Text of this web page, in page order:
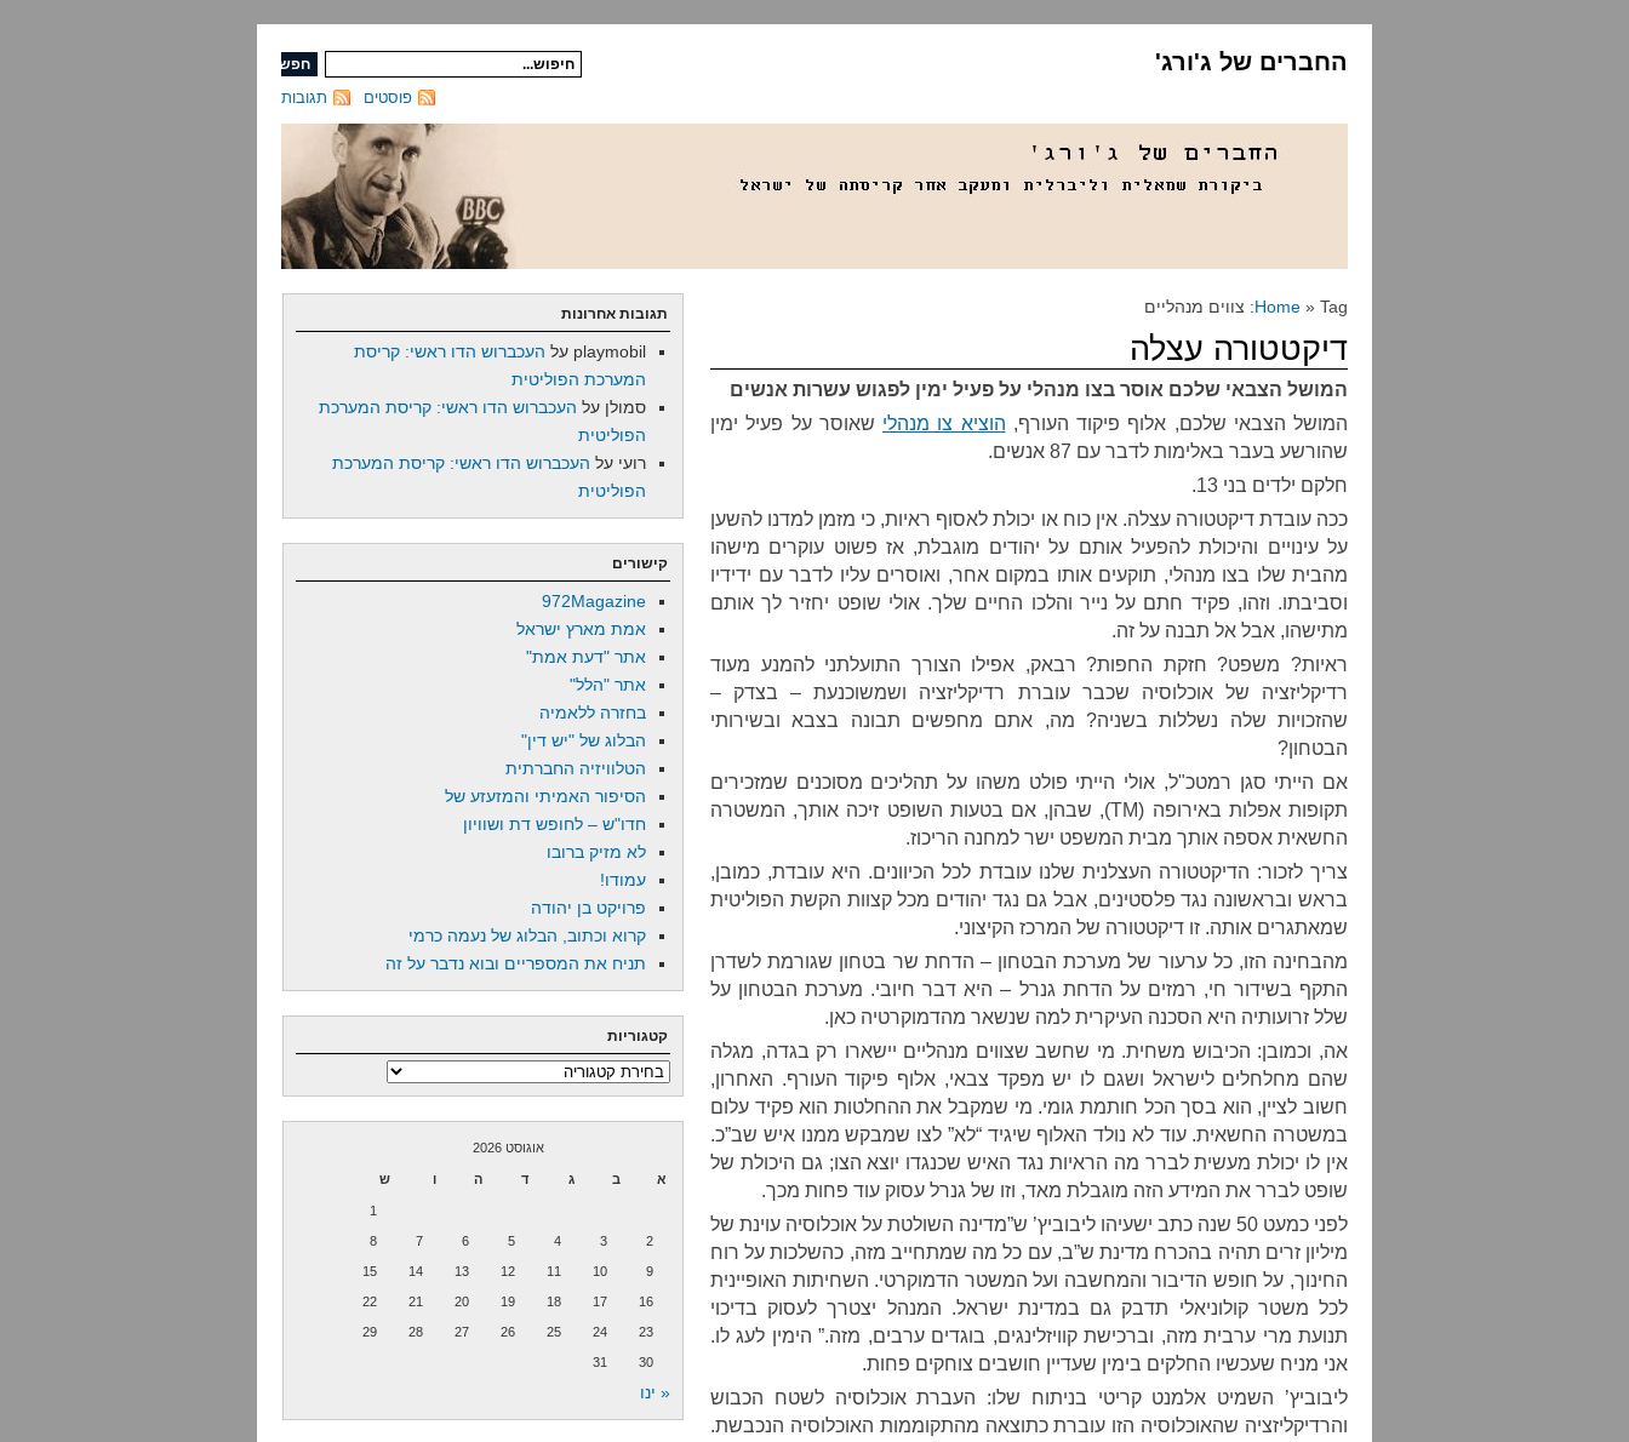
החברים של ג'ורג'
תגובות פוסטים
Home » Tag: צווים מנהליים
דיקטטורה עצלה
המושל הצבאי שלכם אוסר בצו מנהלי על פעיל ימין לפגוש עשרות אנשים
המושל הצבאי שלכם, אלוף פיקוד העורף, הוציא צו מנהלי שאוסר על פעיל ימין
שהורשע בעבר באלימות לדבר עם 87 אנשים.
חלקם ילדים בני 13.
ככה עובדת דיקטטורה עצלה. אין כוח או יכולת לאסוף ראיות, כי מזמן למדנו להשען
על עינויים והיכולת להפעיל אותם על יהודים מוגבלת, אז פשוט עוקרים מישהו
מהבית שלו בצו מנהלי, תוקעים אותו במקום אחר, ואוסרים עליו לדבר עם ידידיו
וסביבתו. וזהו, פקיד חתם על נייר והלכו החיים שלך. אולי שופט יחזיר לך אותם
מתישהו, אבל אל תבנה על זה.
ראיות? משפט? חזקת החפות? רבאק, אפילו הצורך התועלתני להמנע מעוד
רדיקליזציה של אוכלוסיה שכבר עוברת רדיקליזציה ושמשוכנעת – בצדק –
שהזכויות שלה נשללות בשניה? מה, אתם מחפשים תבונה בצבא ובשירותי
הבטחון?
אם הייתי סגן רמטכ"ל, אולי הייתי פולט משהו על תהליכים מסוכנים שמזכירים
תקופות אפלות באירופה (TM), שבהן, אם בטעות השופט זיכה אותך, המשטרה
החשאית אספה אותך מבית המשפט ישר למחנה הריכוז.
צריך לזכור: הדיקטטורה העצלנית שלנו עובדת לכל הכיוונים. היא עובדת, כמובן,
בראש ובראשונה נגד פלסטינים, אבל גם נגד יהודים מכל קצוות הקשת הפוליטית
שמאתגרים אותה. זו דיקטטורה של המרכז הקיצוני.
מהבחינה הזו, כל ערעור של מערכת הבטחון – הדחת שר בטחון שגורמת לשדרן
התקף בשידור חי, רמזים על הדחת גנרל – היא דבר חיובי. מערכת הבטחון על
שלל זרועותיה היא הסכנה העיקרית למה שנשאר מהדמוקרטיה כאן.
אה, וכמובן: הכיבוש משחית. מי שחשב שצווים מנהליים יישארו רק בגדה, מגלה
שהם מחלחלים לישראל ושגם לו יש מפקד צבאי, אלוף פיקוד העורף. האחרון,
חשוב לציין, הוא בסך הכל חותמת גומי. מי שמקבל את ההחלטות הוא פקיד עלום
במשטרה החשאית. עוד לא נולד האלוף שיגיד “לא” לצו שמבקש ממנו איש שב”כ.
אין לו יכולת מעשית לברר מה הראיות נגד האיש שכנגדו יוצא הצו; גם היכולת של
שופט לברר את המידע הזה מוגבלת מאד, וזו של גנרל עסוק עוד פחות מכך.
לפני כמעט 50 שנה כתב ישעיהו ליבוביץ’ ש”מדינה השולטת על אוכלוסיה עוינת של
מיליון זרים תהיה בהכרח מדינת ש”ב, עם כל מה שמתחייב מזה, כהשלכות על רוח
החינוך, על חופש הדיבור והמחשבה ועל המשטר הדמוקרטי. השחיתות האופיינית
לכל משטר קולוניאלי תדבק גם במדינת ישראל. המנהל יצטרך לעסוק בדיכוי
תנועת מרי ערבית מזה, וברכישת קוויזלינגים, בוגדים ערבים, מזה.” הימין לעג לו.
אני מניח שעכשיו החלקים בימין שעדיין חושבים צוחקים פחות.
ליבוביץ’ השמיט אלמנט קריטי בניתוח שלו: העברת אוכלוסיה לשטח הכבוש
והרדיקליזציה שהאוכלוסיה הזו עוברת כתוצאה מהתקוממות האוכלוסיה הנכבשת.
תגובות אחרונות
playmobil על העכברוש הדו ראשי: קריסת
המערכת הפוליטית
סמולן על העכברוש הדו ראשי: קריסת המערכת
הפוליטית
רועי על העכברוש הדו ראשי: קריסת המערכת
הפוליטית
קישורים
972Magazine
אמת מארץ ישראל
אתר "דעת אמת"
אתר "הלל"
בחזרה ללאמיה
הבלוג של "יש דין"
הטלוויזיה החברתית
הסיפור האמיתי והמזעזע של
חדו"ש – לחופש דת ושוויון
לא מזיק ברובו
עמודו!
פרויקט בן יהודה
קרוא וכתוב, הבלוג של נעמה כרמי
תניח את המספריים ובוא נדבר על זה
קטגוריות
קטגוריות
אוגוסט 2026
א ב ג ד ה ו ש
1
2
3
4
5
6
7
8
9
10
11
12
13
14
15
16
17
18
19
20
21
22
23
24
25
26
27
28
29
30
31
« ינו